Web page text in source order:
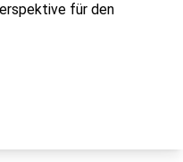
für den